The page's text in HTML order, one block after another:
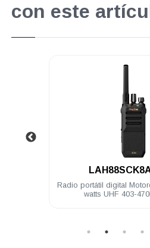
con este
.
Radio portátil digital
watts UHF 403-